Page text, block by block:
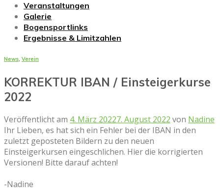
Veranstaltungen
Galerie
Bogensportlinks
Ergebnisse & Limitzahlen
News, Verein
KORREKTUR IBAN / Einsteigerkurse
2022
Veröffentlicht am 4. März 20227. August 2022 von Nadine
Ihr Lieben, es hat sich ein Fehler bei der IBAN in den
zuletzt geposteten Bildern zu den neuen
Einsteigerkursen eingeschlichen. Hier die korrigierten
Versionen! Bitte darauf achten!
-Nadine